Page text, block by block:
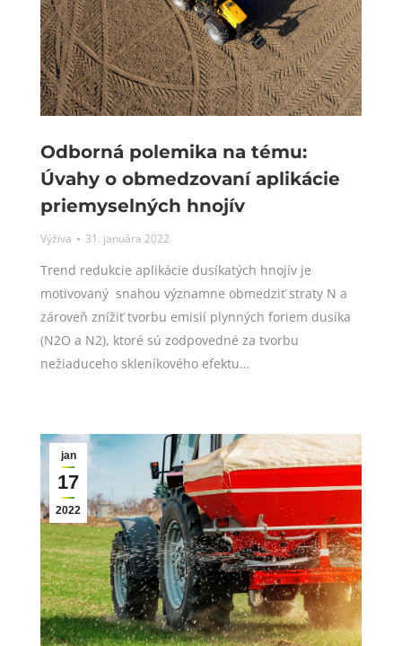
Odborná polemika na tému:
Úvahy o obmedzovaní aplikácie
priemyselných hnojív
Výživa 31. januára 2022
Trend redukcie aplikácie dusíkatých hnojív je
motivovaný snahou významne obmedziť straty N a
zároveň znížiť tvorbu emisií plynných foriem dusíka
(N2O a N2), ktoré sú zodpovedné za tvorbu
nežiaduceho skleníkového efektu…
jan
17
2022